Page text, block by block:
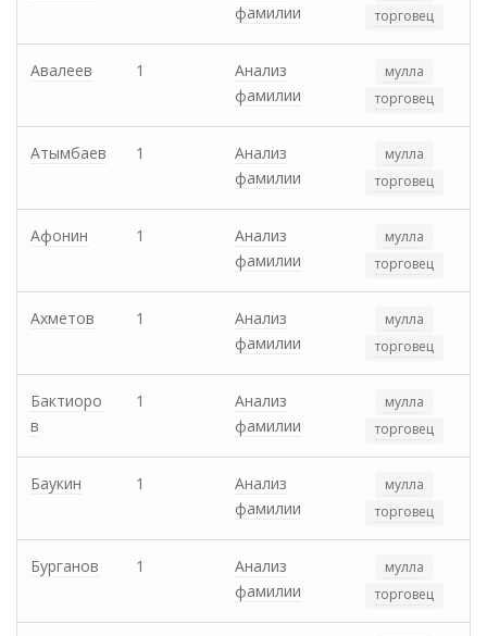
фамилии
торговец
Авалеев 1
Анализ
фамилии
мулла
торговец
Атымбаев 1
Анализ
фамилии
мулла
торговец
Афонин 1
Анализ
фамилии
мулла
торговец
Ахметов 1
Анализ
фамилии
мулла
торговец
Бактиоро
в
1
Анализ
фамилии
мулла
торговец
Баукин 1
Анализ
фамилии
мулла
торговец
Бурганов 1
Анализ
фамилии
мулла
торговец